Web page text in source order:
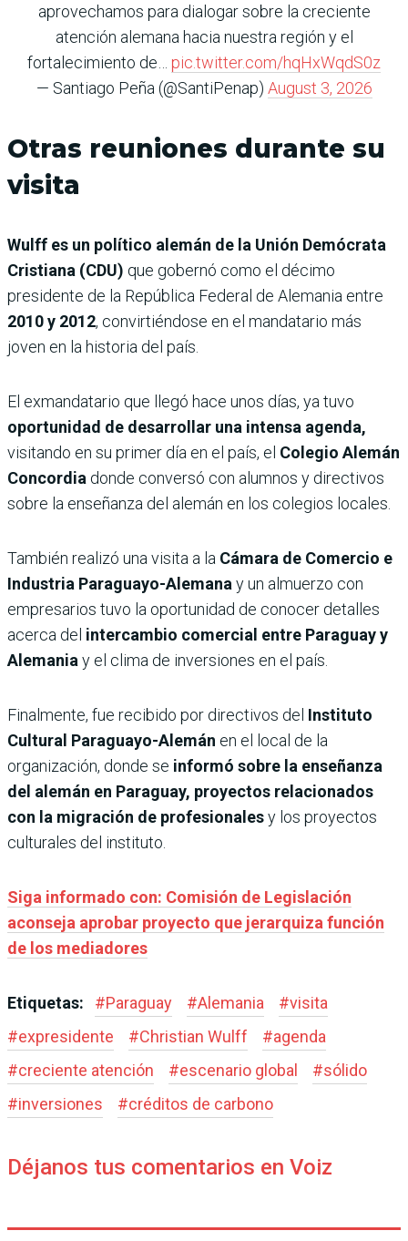
aprovechamos para dialogar sobre la creciente
atención alemana hacia nuestra región y el
fortalecimiento de… pic.twitter.com/hqHxWqdS0z
— Santiago Peña (@SantiPenap) August 3, 2026
Otras reuniones durante su
visita
Wulff es un político alemán de la Unión Demócrata
Cristiana (CDU) que gobernó como el décimo
presidente de la República Federal de Alemania entre
2010 y 2012, convirtiéndose en el mandatario más
joven en la historia del país.
El exmandatario que llegó hace unos días, ya tuvo
oportunidad de desarrollar una intensa agenda,
visitando en su primer día en el país, el Colegio Alemán
Concordia donde conversó con alumnos y directivos
sobre la enseñanza del alemán en los colegios locales.
También realizó una visita a la Cámara de Comercio e
Industria Paraguayo-Alemana y un almuerzo con
empresarios tuvo la oportunidad de conocer detalles
acerca del intercambio comercial entre Paraguay y
Alemania y el clima de inversiones en el país.
Finalmente, fue recibido por directivos del Instituto
Cultural Paraguayo-Alemán en el local de la
organización, donde se informó sobre la enseñanza
del alemán en Paraguay, proyectos relacionados
con la migración de profesionalesy los proyectos
culturales del instituto.
Siga informado con: Comisión de Legislación
aconseja aprobar proyecto que jerarquiza función
de los mediadores
Etiquetas: #Paraguay #Alemania #visita
#expresidente #Christian Wulff #agenda
#creciente atención #escenario global #sólido
#inversiones #créditos de carbono
Déjanos tus comentarios en Voiz